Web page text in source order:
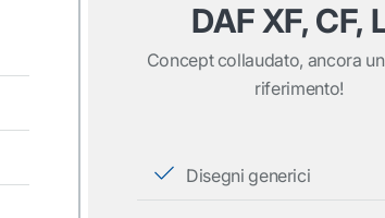
DAF XF, CF,
Concept collaudato, ancora
riferimento!
Disegni generici